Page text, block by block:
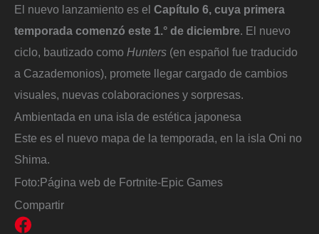
El nuevo lanzamiento es el Capítulo 6, cuya primera
temporada comenzó este 1.° de diciembre. El nuevo
ciclo, bautizado como Hunters (en español fue traducido
a Cazademonios), promete llegar cargado de cambios
visuales, nuevas colaboraciones y sorpresas.
Ambientada en una isla de estética japonesa
Este es el nuevo mapa de la temporada, en la isla Oni no
Shima.
Foto:Página web de Fortnite-Epic Games
Compartir